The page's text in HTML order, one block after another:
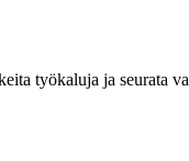
työkaluja ja seurata